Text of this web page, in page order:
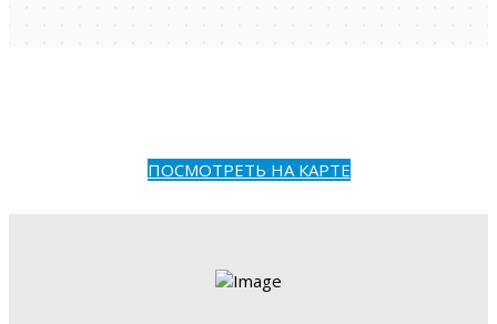
ПОСМОТРЕТЬ НА КАРТЕ